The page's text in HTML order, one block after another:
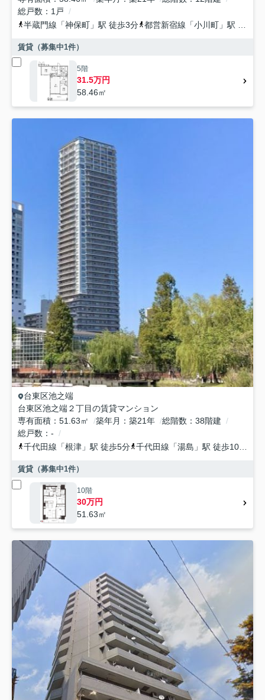
総戸数
1戸
半蔵門線 「神保町 」駅 徒歩3分 都営新宿線 「小川町 」駅 徒歩6分
賃貸（募集中1件）
5階
31.5万円
58.46㎡
台東区池之端
台東区池之端２丁目の賃貸マンション
専有面積
51.63㎡ 築年月 築21年 総階数
38階建
総戸数
-
千代田線 「根津 」駅 徒歩5分 千代田線 「湯島 」駅 徒歩10分
賃貸（募集中1件）
10階
30万円
51.63㎡